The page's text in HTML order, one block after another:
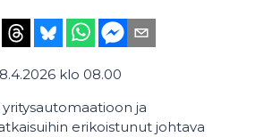
klo 08.00
ja
erikoistunut johtava